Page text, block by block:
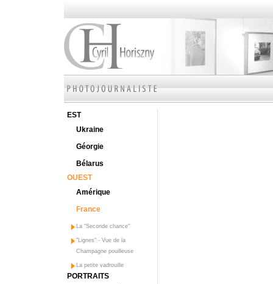
EST
Ukraine
Géorgie
Bélarus
OUEST
Amérique
France
La "Seconde chance"
"Lignes" - Vue de la
Champagne pouilleuse
La petite vadrouille
PORTRAITS